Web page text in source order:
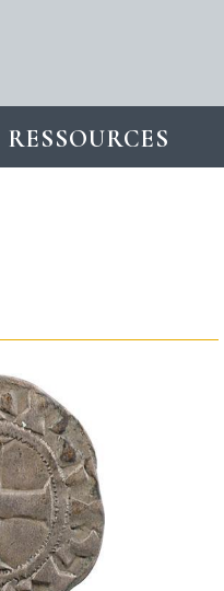
RESSOURCES